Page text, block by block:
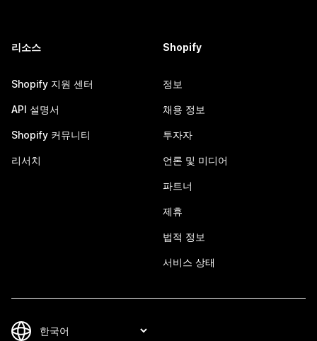
리소스
Shopify 지원 센터
API 설명서
Shopify 커뮤니티
리서치
Shopify
정보
채용 정보
투자자
언론 및 미디어
파트너
제휴
법적 정보
서비스 상태